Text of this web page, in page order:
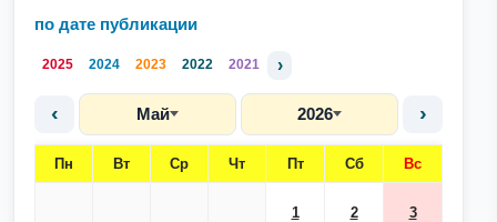
по дате публикации
2025 2024 2023 2022 2021 ›
‹ Май 2026 ›
Пн Вт Ср Чт Пт Сб Вс
1 2 3